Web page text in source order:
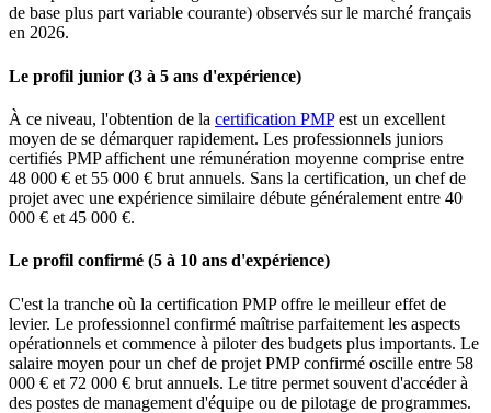
de base plus part variable courante) observés sur le marché français
en 2026.
Le profil junior (3 à 5 ans d'expérience)
À ce niveau, l'obtention de la certification PMPest un excellent
moyen de se démarquer rapidement. Les professionnels juniors
certifiés PMP affichent une rémunération moyenne comprise entre
48 000 € et 55 000 € brut annuels. Sans la certification, un chef de
projet avec une expérience similaire débute généralement entre 40
000 € et 45 000 €.
Le profil confirmé (5 à 10 ans d'expérience)
C'est la tranche où la certification PMP offre le meilleur effet de
levier. Le professionnel confirmé maîtrise parfaitement les aspects
opérationnels et commence à piloter des budgets plus importants. Le
salaire moyen pour un chef de projet PMP confirmé oscille entre 58
000 € et 72 000 € brut annuels. Le titre permet souvent d'accéder à
des postes de management d'équipe ou de pilotage de programmes.